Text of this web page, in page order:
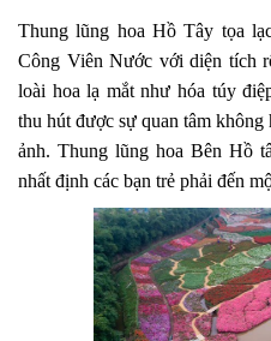
Thung lũng hoa Hồ Tây tọa
Công Viên Nước với diện tích
loài hoa lạ mắt như hóa túy
thu hút được sự quan tâm
ảnh. Thung lũng hoa Bên Hồ
nhất định các bạn trẻ phải đến